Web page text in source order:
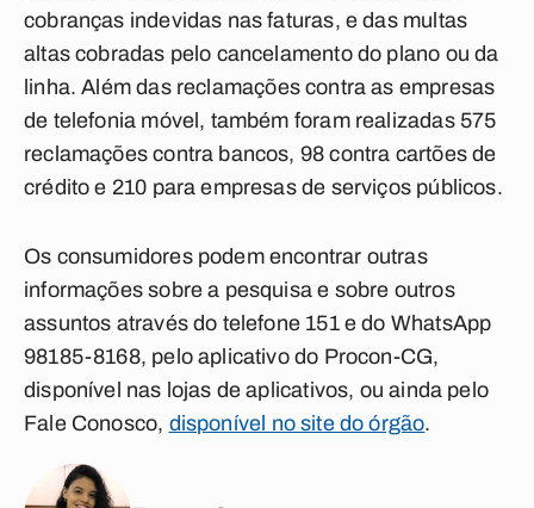
cobranças indevidas nas faturas, e das multas
altas cobradas pelo cancelamento do plano ou da
linha.Além das reclamações contra as empresas
de telefonia móvel, também foram realizadas 575
reclamações contra bancos, 98 contra cartões de
crédito e 210 para empresas de serviços públicos.
Os consumidores podem encontrar outras
informações sobre a pesquisa e sobre outros
assuntos através do telefone 151 e do WhatsApp
98185-8168, pelo aplicativo do Procon-CG,
disponível nas lojas de aplicativos, ou ainda pelo
Fale Conosco, disponível no site do órgão.